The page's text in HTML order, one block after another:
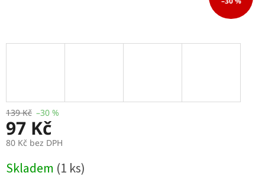
139 Kč –30 %
97 Kč
80 Kč bez DPH
cena:
Skladem (1 ks)